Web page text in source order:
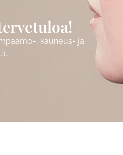
, kauneus- ja